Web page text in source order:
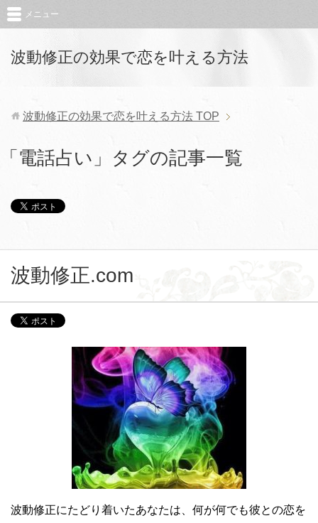
波動修正の効果で恋を叶える方法
メニュー
波動修正の効果で恋を叶える方法 TOP
「電話占い」タグの記事一覧
波動修正.com
波動修正にたどり着いたあなたは、何が何でも彼との恋を